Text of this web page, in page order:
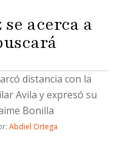
acerca a
distancia con la
Avila y expresó su
Bonilla
Abdiel Ortega